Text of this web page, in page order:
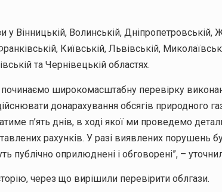
у Вінницькій, Волинській, Дніпропетровській,
Київській, Львівській,
та Чернівецькій областях.
широкомасштабну перевірку
донарахування обсягів природного
п’ять днів, в ході якої ми проведемо
рахунків. У разі виявлених порушень
публічно оприлюднені і обговорені”, –
через що вирішили перевірити облгази.